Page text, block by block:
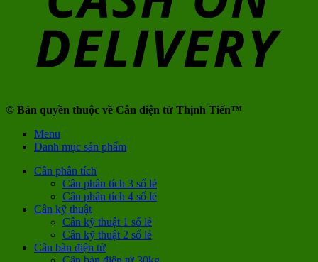
© Bản quyền thuộc về Cân điện tử Thịnh Tiến™
Menu
Danh mục sản phẩm
Cân phân tích
Cân phân tích 3 số lẻ
Cân phân tích 4 số lẻ
Cân kỹ thuật
Cân kỹ thuật 1 số lẻ
Cân kỹ thuật 2 số lẻ
Cân bàn điện tử